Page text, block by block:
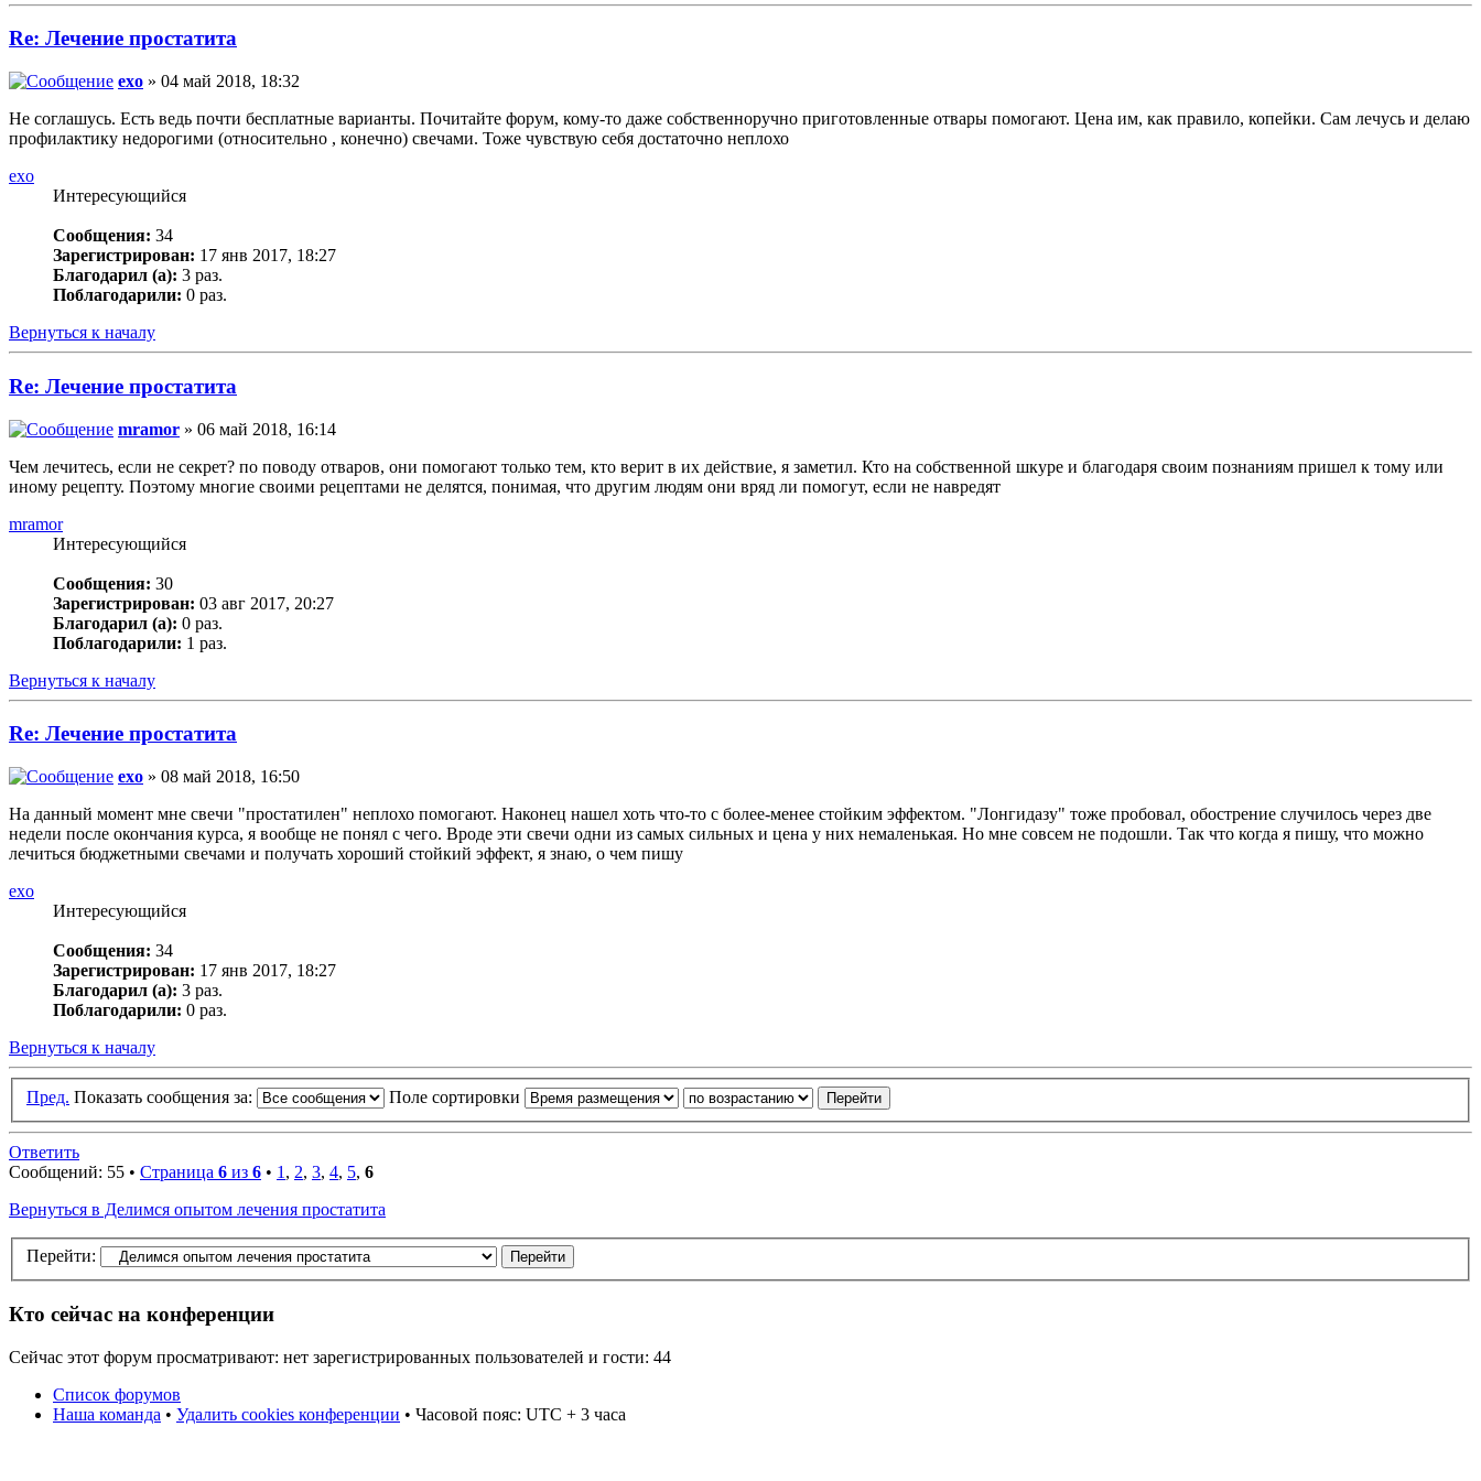
Re: Лечение простатита
exo » 04 май 2018, 18:32
Не соглашусь. Есть ведь почти бесплатные варианты. Почитайте форум, кому-то даже собственноручно приготовленные отвары помогают. Цена им, как правило, копейки. Сам лечусь и делаю
профилактику недорогими (относительно , конечно) свечами. Тоже чувствую себя достаточно неплохо
exo
Интересующийся
Сообщения: 34
Зарегистрирован: 17 янв 2017, 18:27
Благодарил (а): 3 раз.
Поблагодарили: 0 раз.
Вернуться к началу
Re: Лечение простатита
mramor » 06 май 2018, 16:14
Чем лечитесь, если не секрет? по поводу отваров, они помогают только тем, кто верит в их действие, я заметил. Кто на собственной шкуре и благодаря своим познаниям пришел к тому или
иному рецепту. Поэтому многие своими рецептами не делятся, понимая, что другим людям они вряд ли помогут, если не навредят
mramor
Интересующийся
Сообщения: 30
Зарегистрирован: 03 авг 2017, 20:27
Благодарил (а): 0 раз.
Поблагодарили: 1 раз.
Вернуться к началу
Re: Лечение простатита
exo » 08 май 2018, 16:50
На данный момент мне свечи "простатилен" неплохо помогают. Наконец нашел хоть что-то с более-менее стойким эффектом. "Лонгидазу" тоже пробовал, обострение случилось через две
недели после окончания курса, я вообще не понял с чего. Вроде эти свечи одни из самых сильных и цена у них немаленькая. Но мне совсем не подошли. Так что когда я пишу, что можно
лечиться бюджетными свечами и получать хороший стойкий эффект, я знаю, о чем пишу
exo
Интересующийся
Сообщения: 34
Зарегистрирован: 17 янв 2017, 18:27
Благодарил (а): 3 раз.
Поблагодарили: 0 раз.
Вернуться к началу
Пред. Показать сообщения за: Поле сортировки
Ответить
Сообщений: 55 • Страница 6 из 6 • 1 , 2, 3, 4, 5, 6
Вернуться в Делимся опытом лечения простатита
Перейти:
Кто сейчас на конференции
Сейчас этот форум просматривают: нет зарегистрированных пользователей и гости: 44
Список форумов
Наша команда • Удалить cookies конференции • Часовой пояс: UTC + 3 часа